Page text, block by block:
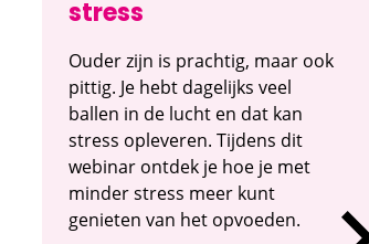
stress
Ouder zijn is prachtig, maar ook
pittig. Je hebt dagelijks veel
ballen in de lucht en dat kan
stress opleveren. Tijdens dit
webinar ontdek je hoe je met
minder stress meer kunt
genieten van het opvoeden.